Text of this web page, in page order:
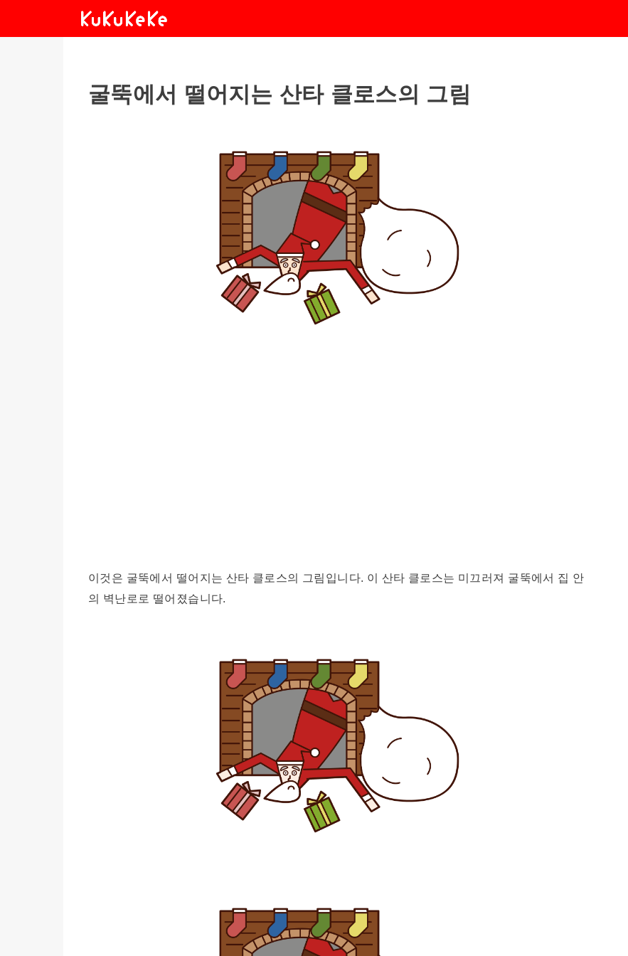
굴뚝에서 떨어지는 산타 클로스의 그림
이것은 굴뚝에서 떨어지는 산타 클로스의 그림입니다. 이 산타 클로스는 미끄러져 굴뚝에서 집 안
의 벽난로로 떨어졌습니다.